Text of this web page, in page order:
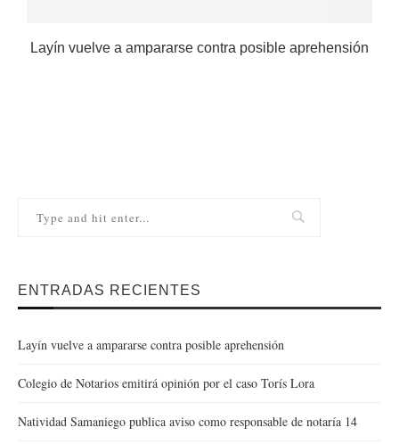
Layín vuelve a ampararse contra posible aprehensión
ENTRADAS RECIENTES
Layín vuelve a ampararse contra posible aprehensión
Colegio de Notarios emitirá opinión por el caso Torís Lora
Natividad Samaniego publica aviso como responsable de notaría 14